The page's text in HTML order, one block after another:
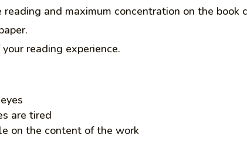
and maximum concentration on the book
reading experience.
are tired
on the content of the work